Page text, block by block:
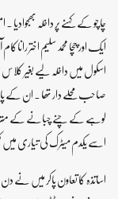
چاچو کے کہنے پر داخلہ
ایک اور چچا محمد سلیم اختر
اسکول میں داخلہ لیے بغیر
صاحب محلے دار تھا ۔ ان کے
لوہے کے چنے چبانے کے
اسے یکدم میٹرک کی تیاری
اساتذہ کا تعاون پاکر میں نے